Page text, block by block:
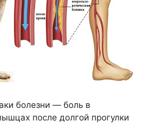
болезни — боль в
после долгой прогулки